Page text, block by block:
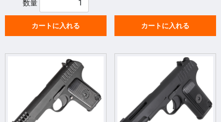
数量
カートに入れる カートに入れる